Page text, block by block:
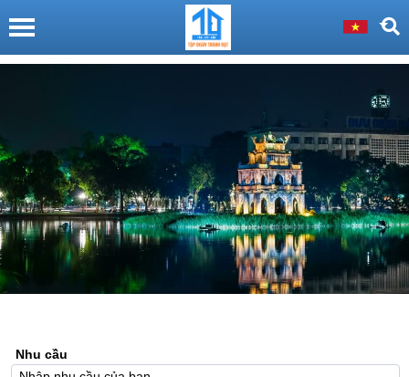
Nhu cầu